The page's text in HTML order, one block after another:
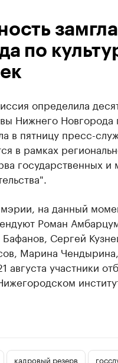
по
определила
Нижнего
в пятницу пресс-
в рамках
государственных
на данный
Роман
Сергей
Марина
августа участники
кадровый резерв